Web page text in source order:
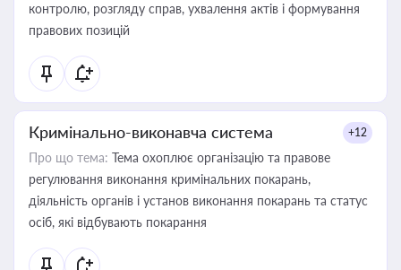
контролю, розгляду справ, ухвалення актів і формування
правових позицій
Кримінально-виконавча система +12
Про що тема: Тема охоплює організацію та правове
регулювання виконання кримінальних покарань,
діяльність органів і установ виконання покарань та статус
осіб, які відбувають покарання